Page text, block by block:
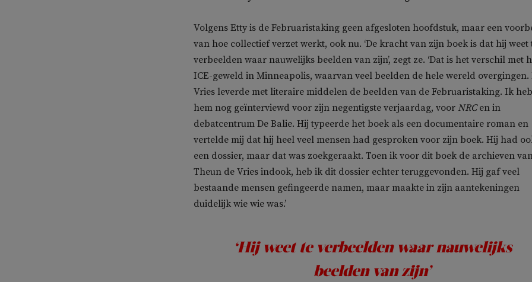
Volgens Etty is de Februaristaking geen afgesloten hoofdstuk, maar een
van hoe collectief verzet werkt, ook nu. ‘De kracht van zijn boek is dat hij weet
verbeelden waar nauwelijks beelden van zijn’, zegt ze. ‘Dat is het verschil met
ICE-geweld in Minneapolis, waarvan veel beelden de hele wereld overgingen.
Vries leverde met literaire middelen de beelden van de Februaristaking. Ik heb
hem nog geïnterviewd voor zijn negentigste verjaardag, voor NRCen in
debatcentrum De Balie. Hij typeerde het boek als een documentaire roman en
vertelde mij dat hij heel veel mensen had gesproken voor zijn boek. Hij had
een dossier, maar dat was zoekgeraakt. Toen ik voor dit boek de archieven
Theun de Vries indook, heb ik dit dossier echter teruggevonden. Hij gaf veel
bestaande mensen gefingeerde namen, maar maakte in zijn aantekeningen
duidelijk wie wie was.’
‘Hij weet te verbeelden waar nauwelijks
beelden van zijn’